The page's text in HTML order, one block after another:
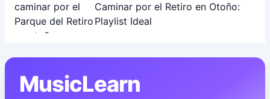
Caminar por el Retiro en Otoño:
Playlist Ideal
MusicLearn